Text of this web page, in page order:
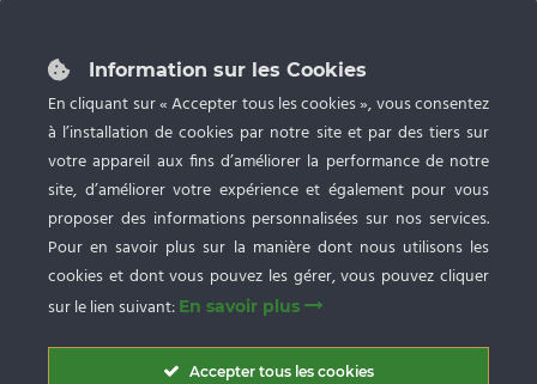
Information sur les Cookies
En cliquant sur « Accepter tous les cookies », vous consentez
à l’installation de cookies par notre site et par des tiers sur
votre appareil aux fins d’améliorer la performance de notre
site, d’améliorer votre expérience et également pour vous
proposer des informations personnalisées sur nos services.
Pour en savoir plus sur la manière dont nous utilisons les
cookies et dont vous pouvez les gérer, vous pouvez cliquer
sur le lien suivant: En savoir plus
Accepter tous les cookies